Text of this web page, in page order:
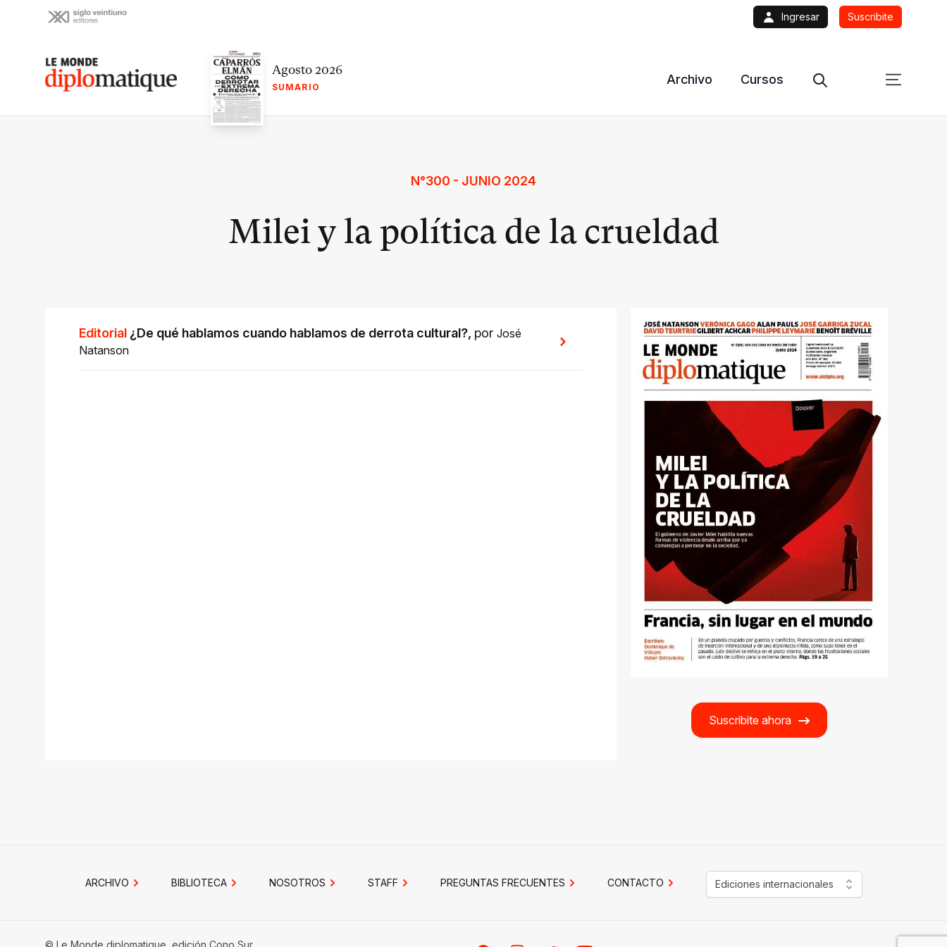
Ingresar Suscribite
Le monde diplomatique Agosto 2026
SUMARIO
Archivo Cursos
N°300 - JUNIO 2024
Milei y la política de la crueldad
Suscribite ahora
Editorial ¿De qué hablamos cuando hablamos de derrota cultural?, por José
Natanson
ARCHIVO BIBLIOTECA NOSOTROS STAFF PREGUNTAS FRECUENTES CONTACTO Ediciones internacionales